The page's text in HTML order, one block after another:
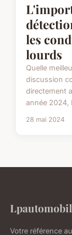
les
lourds
Quelle
discussion
directement
année 2024,
28 mai 2024
Votre référence